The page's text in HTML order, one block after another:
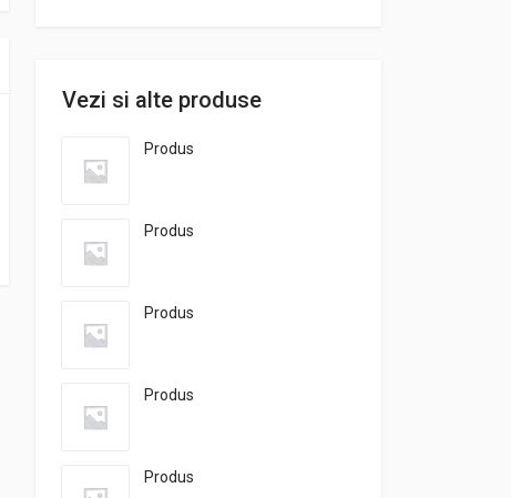
Vezi si alte produse
Produs
Produs
Produs
Produs
Produs